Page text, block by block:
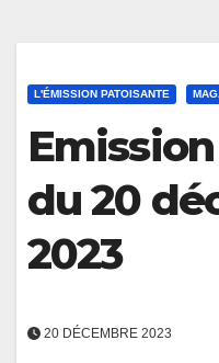
L'ÉMISSION PATOISANTE
du 20
2023
20 DÉCEMBRE 2023